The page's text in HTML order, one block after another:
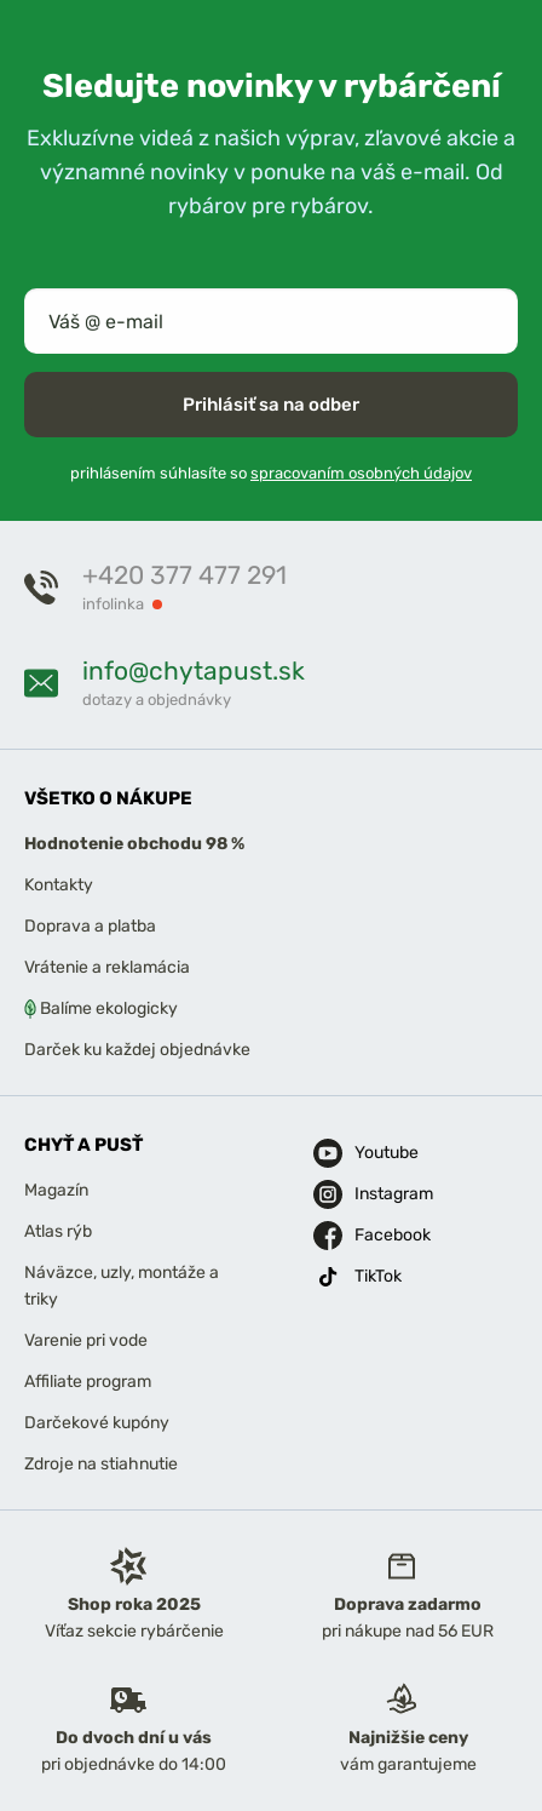
Sledujte novinky v rybárčení
Exkluzívne videá z našich výprav, zľavové akcie a
významné novinky v ponuke na váš e-mail. Od
rybárov pre rybárov.
Prihlásiť sa na odber
prihlásením súhlasíte so spracovaním osobných údajov
Shop roka 2025
Víťaz sekcie rybárčenie
Doprava zadarmo
pri nákupe nad 56 EUR
Do dvoch dní u vás
pri objednávke do 14:00
Najnižšie ceny
vám garantujeme
+420 377 477 291
infolinka
info@chytapust.sk
dotazy a objednávky
VŠETKO O NÁKUPE
Hodnotenie obchodu 98 %
Kontakty
Doprava a platba
Vrátenie a reklamácia
Balíme ekologicky
Darček ku každej objednávke
CHYŤ A PUSŤ
Magazín
Atlas rýb
Náväzce, uzly, montáže a
triky
Varenie pri vode
Affiliate program
Darčekové kupóny
Zdroje na stiahnutie
Youtube
Instagram
Facebook
TikTok